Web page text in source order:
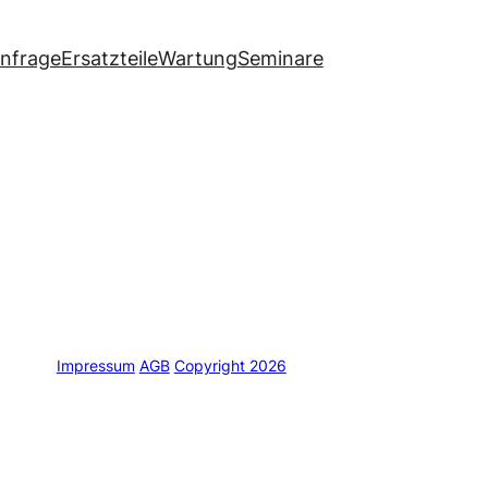
ErsatzteileWartungSeminare
Impressum AGB Copyright 2026